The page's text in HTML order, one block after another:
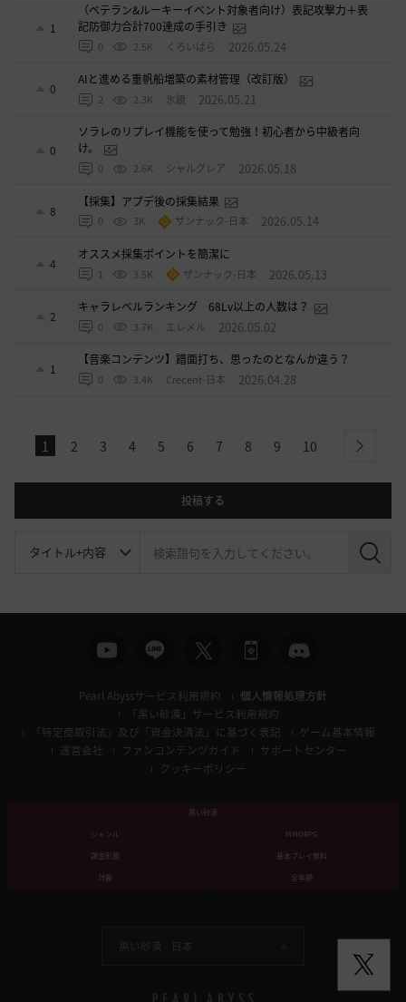
1
（ベテラン&ルーキーイベント対象者向け）表記攻撃力＋表
記防御力合計700達成の手引き
0 2.5K くろいばら 2026.05.24
0
AIと進める重帆船増築の素材管理（改訂版）
2 2.3K 氷鏡 2026.05.21
0
ソラレのリプレイ機能を使って勉強！初心者から中級者向
け。
0 2.6K シャルグレア 2026.05.18
8
【採集】アプデ後の採集結果
0 3K ザンナック-日本 2026.05.14
4
オススメ採集ポイントを簡潔に
1 3.5K ザンナック-日本 2026.05.13
2
キャラレベルランキング 68Lv以上の人数は？
0 3.7K エレメル 2026.05.02
1
【音楽コンテンツ】譜面打ち、思ったのとなんか違う？
0 3.4K Crecent-日本 2026.04.28
1 2 3 4 5 6 7 8 9 10 next
投稿する
検
Pearl Abyssサービス利用規約
個人情報処理方針
「黒い砂漠」サービス利用規約
「特定商取引法」及び「資金決済法」に基づく表記
ゲーム基本情報
運営会社
ファンコンテンツガイド
サポートセンター
クッキーポリシー
黒い砂漠
ジャンル
MMORPG
課金形態
基本プレイ無料
対象
全年齢
黒い砂漠 - 日本